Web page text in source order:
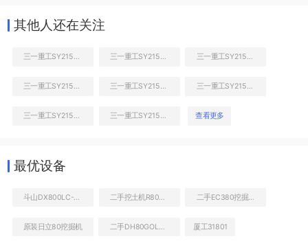
液压泵舱室正面整体
其他人还在关注
查看更多
最优设备
二手挖土机R80到底多少钱 二手EC380挖掘机价格
原装日立80挖掘机 厦工31801